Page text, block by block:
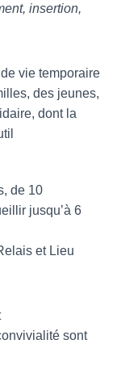
insertion,
vie temporaire
des jeunes,
dont la
de 10
jusqu’à 6
et Lieu
sont